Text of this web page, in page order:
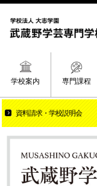
学校案内 専門課程
資料請求 学校説明会